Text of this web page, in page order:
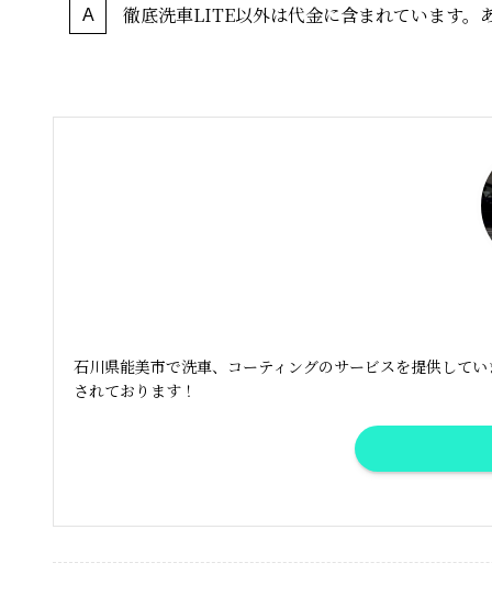
徹底洗車LITE以外は代金に含まれています。
石川県能美市で洗車、コーティングのサービスを提供して
されております！